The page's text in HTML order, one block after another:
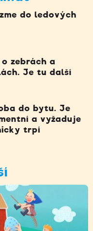
do ledových
zebrách a
Je tu další
do bytu. Je
a vyžaduje
trpí